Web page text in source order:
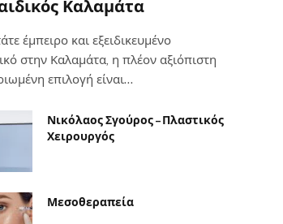
Καλαμάτα
έμπειρο και εξειδικευμένο
στην Καλαμάτα, η πλέον αξιόπιστη
επιλογή είναι…
Νικόλαος Σγούρος – Πλαστικός
Χειρουργός
Μεσοθεραπεία